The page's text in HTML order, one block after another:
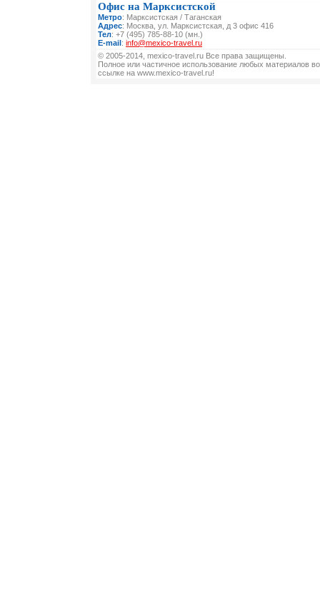
Офис на Марксистской
Метро: Марксистская / Таганская
Адрес: Москва, ул. Марксистская, д 3 офис 416
Тел: +7 (495) 785-88-10 (мн.)
E-mail: info@mexico-travel.ru
© 2005-2014, mexico-travel.ru Все права защищены.
Полное или частичное использование любых материалов
ссылке на www.mexico-travel.ru!